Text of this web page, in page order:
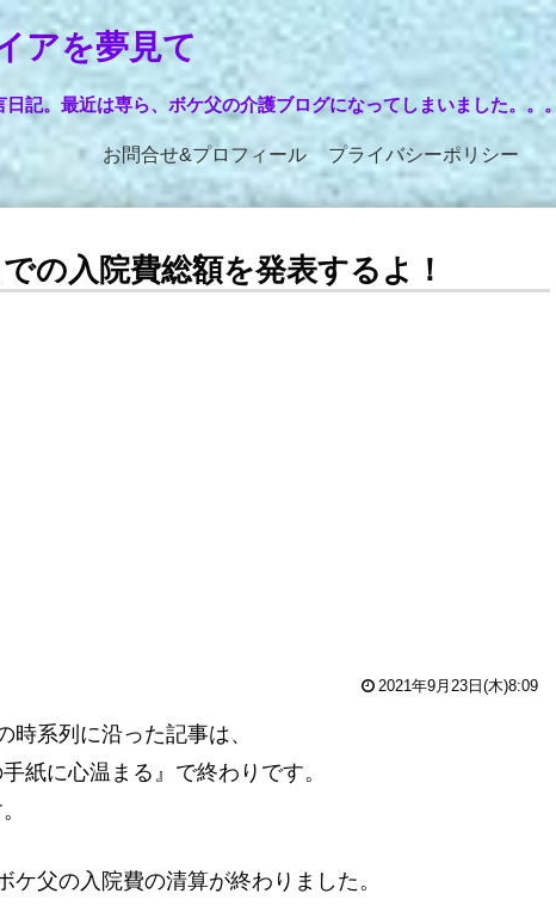
アを夢見て
記。最近は専ら、ボケ父の介護ブログになってしまいました。。。
お問合せ&プロフィールプライバシーポリシー
の入院費総額を発表するよ！
2021年9月23日(木)8:09
系列に沿った記事は、
紙に心温まる』で終わりです。
父の入院費の清算が終わりました。